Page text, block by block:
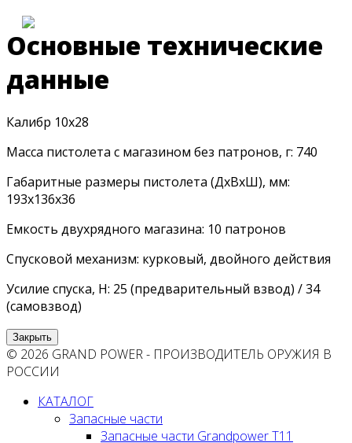
Основные технические
данные
Калибр 10х28
Масса пистолета с магазином без патронов, г: 740
Габаритные размеры пистолета (ДхВхШ), мм:
193х136х36
Емкость двухрядного магазина: 10 патронов
Спусковой механизм: курковый, двойного действия
Усилие спуска, Н: 25 (предварительный взвод) / 34
(самовзвод)
Закрыть
© 2026 GRAND POWER - ПРОИЗВОДИТЕЛЬ ОРУЖИЯ В
РОССИИ
КАТАЛОГ
Запасные части
Запасные части Grandpower T11